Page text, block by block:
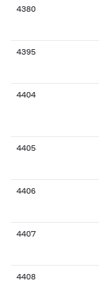
4380
4395
4404
4405
4406
4407
4408